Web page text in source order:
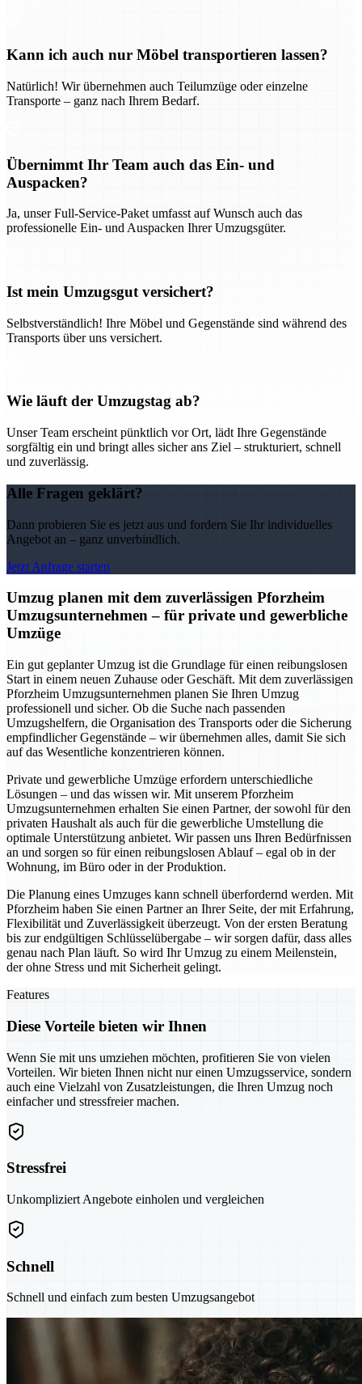
Kann ich auch nur Möbel transportieren lassen?
Natürlich! Wir übernehmen auch Teilumzüge oder einzelne
Transporte – ganz nach Ihrem Bedarf.
Übernimmt Ihr Team auch das Ein- und
Auspacken?
Ja, unser Full-Service-Paket umfasst auf Wunsch auch das
professionelle Ein- und Auspacken Ihrer Umzugsgüter.
Ist mein Umzugsgut versichert?
Selbstverständlich! Ihre Möbel und Gegenstände sind während des
Transports über uns versichert.
Wie läuft der Umzugstag ab?
Unser Team erscheint pünktlich vor Ort, lädt Ihre Gegenstände
sorgfältig ein und bringt alles sicher ans Ziel – strukturiert, schnell
und zuverlässig.
Alle Fragen geklärt?
Dann probieren Sie es jetzt aus und fordern Sie Ihr individuelles
Angebot an – ganz unverbindlich.
Jetzt Anfrage starten
Umzug planen mit dem zuverlässigen Pforzheim
Umzugsunternehmen – für private und gewerbliche
Umzüge
Ein gut geplanter Umzug ist die Grundlage für einen reibungslosen
Start in einem neuen Zuhause oder Geschäft. Mit dem zuverlässigen
Pforzheim Umzugsunternehmen planen Sie Ihren Umzug
professionell und sicher. Ob die Suche nach passenden
Umzugshelfern, die Organisation des Transports oder die Sicherung
empfindlicher Gegenstände – wir übernehmen alles, damit Sie sich
auf das Wesentliche konzentrieren können.
Private und gewerbliche Umzüge erfordern unterschiedliche
Lösungen – und das wissen wir. Mit unserem Pforzheim
Umzugsunternehmen erhalten Sie einen Partner, der sowohl für den
privaten Haushalt als auch für die gewerbliche Umstellung die
optimale Unterstützung anbietet. Wir passen uns Ihren Bedürfnissen
an und sorgen so für einen reibungslosen Ablauf – egal ob in der
Wohnung, im Büro oder in der Produktion.
Die Planung eines Umzuges kann schnell überfordernd werden. Mit
Pforzheim haben Sie einen Partner an Ihrer Seite, der mit Erfahrung,
Flexibilität und Zuverlässigkeit überzeugt. Von der ersten Beratung
bis zur endgültigen Schlüsselübergabe – wir sorgen dafür, dass alles
genau nach Plan läuft. So wird Ihr Umzug zu einem Meilenstein,
der ohne Stress und mit Sicherheit gelingt.
Features
Diese Vorteile bieten wir Ihnen
Wenn Sie mit uns umziehen möchten, profitieren Sie von vielen
Vorteilen. Wir bieten Ihnen nicht nur einen Umzugsservice, sondern
auch eine Vielzahl von Zusatzleistungen, die Ihren Umzug noch
einfacher und stressfreier machen.
Stressfrei
Unkompliziert Angebote einholen und vergleichen
Schnell
Schnell und einfach zum besten Umzugsangebot